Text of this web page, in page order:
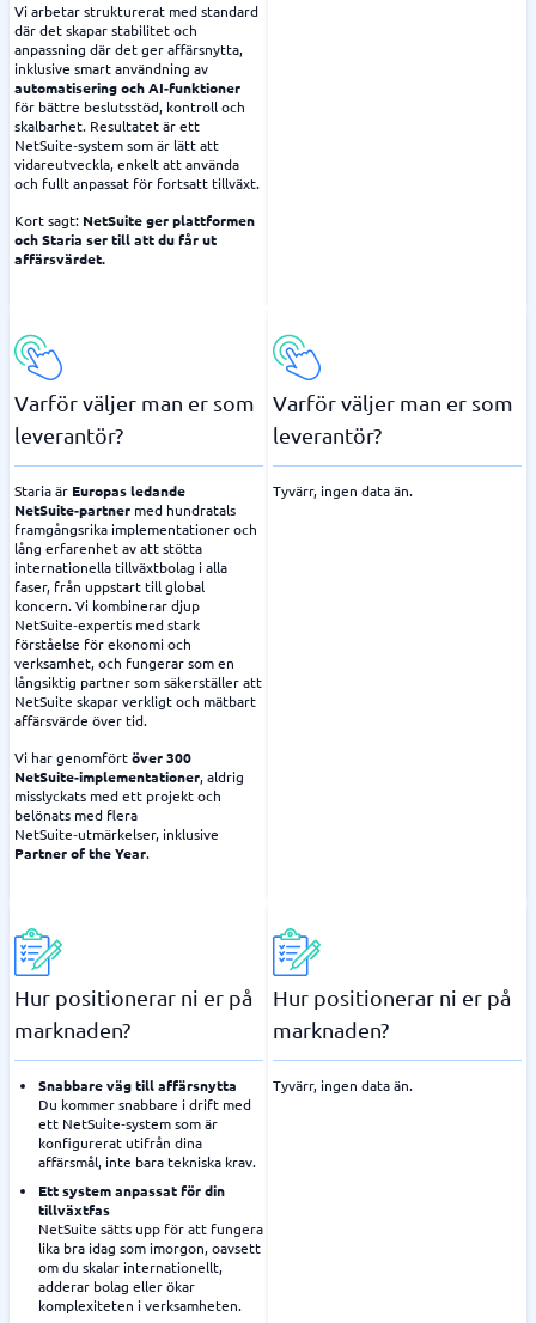
Vi arbetar strukturerat med standard
där det skapar stabilitet och
anpassning där det ger affärsnytta,
inklusive smart användning av
automatisering och AI‑funktioner
för bättre beslutsstöd, kontroll och
skalbarhet. Resultatet är ett
NetSuite‑system som är lätt att
vidareutveckla, enkelt att använda
och fullt anpassat för fortsatt tillväxt.
Kort sagt: NetSuite ger plattformen
och Staria ser till att du får ut
affärsvärdet.
Varför väljer man er som
leverantör?
Staria är Europas ledande
NetSuite‑partner med hundratals
framgångsrika implementationer och
lång erfarenhet av att stötta
internationella tillväxtbolag i alla
faser, från uppstart till global
koncern. Vi kombinerar djup
NetSuite‑expertis med stark
förståelse för ekonomi och
verksamhet, och fungerar som en
långsiktig partner som säkerställer att
NetSuite skapar verkligt och mätbart
affärsvärde över tid.
Vi har genomförtöver 300
NetSuite‑implementationer, aldrig
misslyckats med ett projekt och
belönats med flera
NetSuite‑utmärkelser, inklusive
Partner of the Year.
Varför väljer man er som
leverantör?
Tyvärr, ingen data än.
Hur positionerar ni er på
marknaden?
Snabbare väg till affärsnytta
Du kommer snabbare i drift med
ett NetSuite‑system som är
konfigurerat utifrån dina
affärsmål, inte bara tekniska krav.
Ett system anpassat för din
tillväxtfas
NetSuite sätts upp för att fungera
lika bra idag som imorgon, oavsett
om du skalar internationellt,
adderar bolag eller ökar
komplexiteten i verksamheten.
Hur positionerar ni er på
marknaden?
Tyvärr, ingen data än.